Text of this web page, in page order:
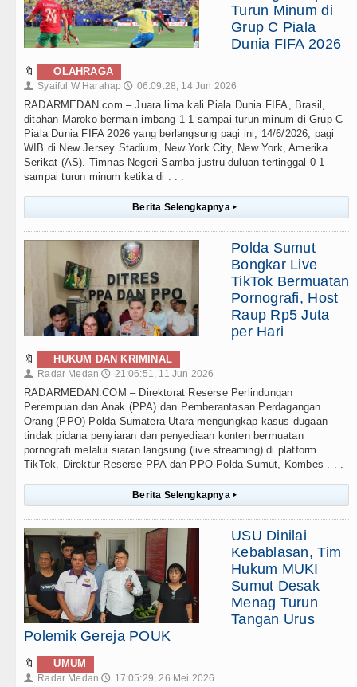
Turun Minum di
Grup C Piala
Dunia FIFA 2026
🔖 OLAHRAGA
👤 Syaiful W Harahap 🕔 06:09:28, 14 Jun 2026
RADARMEDAN.com – Juara lima kali Piala Dunia FIFA, Brasil,
ditahan Maroko bermain imbang 1-1 sampai turun minum di Grup C
Piala Dunia FIFA 2026 yang berlangsung pagi ini, 14/6/2026, pagi
WIB di New Jersey Stadium, New York City, New York, Amerika
Serikat (AS). Timnas Negeri Samba justru duluan tertinggal 0-1
sampai turun minum ketika di . . .
Berita Selengkapnya ▸
Polda Sumut
Bongkar Live
TikTok Bermuatan
Pornografi, Host
Raup Rp5 Juta
per Hari
🔖 HUKUM DAN KRIMINAL
👤 Radar Medan 🕔 21:06:51, 11 Jun 2026
RADARMEDAN.COM – Direktorat Reserse Perlindungan
Perempuan dan Anak (PPA) dan Pemberantasan Perdagangan
Orang (PPO) Polda Sumatera Utara mengungkap kasus dugaan
tindak pidana penyiaran dan penyediaan konten bermuatan
pornografi melalui siaran langsung (live streaming) di platform
TikTok. Direktur Reserse PPA dan PPO Polda Sumut, Kombes . . .
Berita Selengkapnya ▸
USU Dinilai
Kebablasan, Tim
Hukum MUKI
Sumut Desak
Menag Turun
Tangan Urus
Polemik Gereja POUK
🔖 UMUM
👤 Radar Medan 🕔 17:05:29, 26 Mei 2026